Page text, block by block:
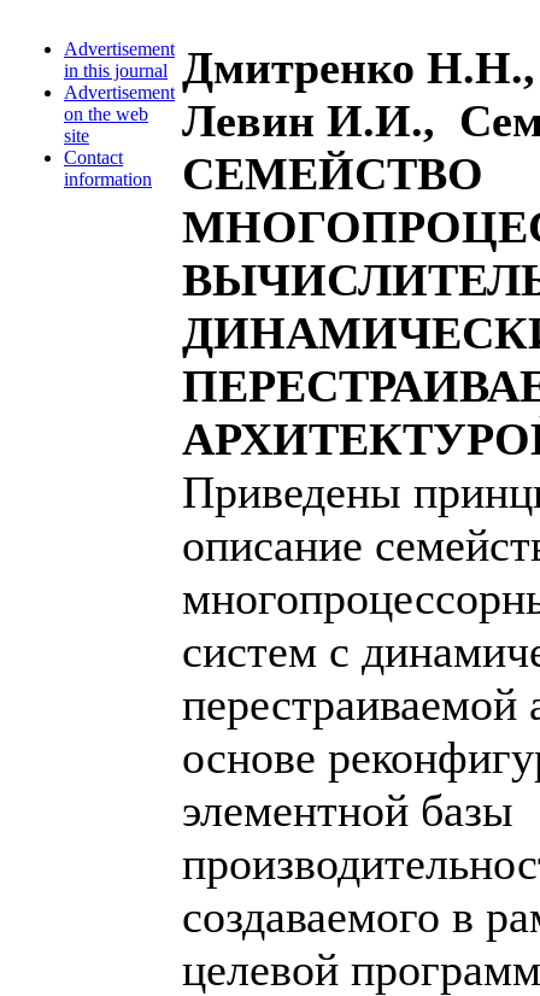
Advertisement
in this journal
Advertisement
on the web
site
Contact
information
Дмитренко
Левин И.И.,
СЕМЕЙСТВО
Приведены
описание
систем с
перестраиваемой
основе
элементной базы
создаваемого в
целевой